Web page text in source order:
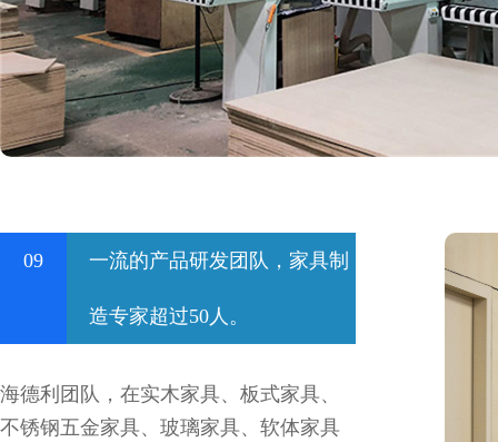
09 一流的产品研发团队，家具制
造专家超过50人。
海德利团队，在实木家具、板式家具、
不锈钢五金家具、玻璃家具、软体家具